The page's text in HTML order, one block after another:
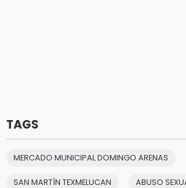
TAGS
MERCADO MUNICIPAL DOMINGO ARENAS
SAN MARTÍN TEXMELUCAN ABUSO